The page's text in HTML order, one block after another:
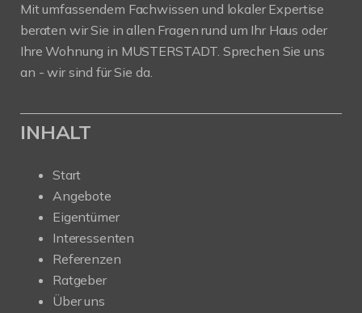
Mit umfassendem Fachwissen und lokaler Expertise
beraten wir Sie in allen Fragen rund um Ihr Haus oder
Ihre Wohnung in MUSTERSTADT. Sprechen Sie uns
an - wir sind für Sie da.
INHALT
Start
Angebote
Eigentümer
Interessenten
Referenzen
Ratgeber
Über uns